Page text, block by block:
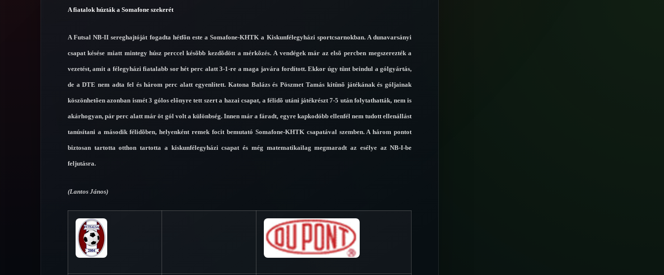
A fiatalok húzták a Somafone szekerét
A Futsal NB-II sereghajtóját fogadta hétfõn este a Somafone-KHTK a Kiskunfélegyházi sportcsarnokban. A dunavarsányi
csapat késése miatt mintegy húsz perccel késõbb kezdõdött a mérkõzés. A vendégek már az elsõ percben megszerezték a
vezetést, amit a félegyházi fiatalabb sor hét perc alatt 3-1-re a maga javára fordított. Ekkor úgy tûnt beindul a gólgyártás,
de a DTE nem adta fel és három perc alatt egyenlített. Katona Balázs és Pöszmet Tamás kitûnõ játékának és góljainak
köszönhetõen azonban ismét 3 gólos elõnyre tett szert a hazai csapat, a félidõ utáni játékrészt 7-5 után folytathatták, nem is
akárhogyan, pár perc alatt már öt gól volt a különbség. Innen már a fáradt, egyre kapkodóbb ellenfél nem tudott ellenállást
tanúsítani a második félidõben, helyenként remek focit bemutató Somafone-KHTK csapatával szemben. A három pontot
biztosan tartotta otthon tartotta a kiskunfélegyházi csapat és még matematikailag megmaradt az esélye az NB-I-be
feljutásra.
(Lantos János)